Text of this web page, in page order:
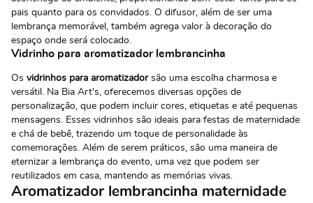
pais quanto para os convidados. O difusor, além de ser uma
lembrança memorável, também agrega valor à decoração do
espaço onde será colocado.
Vidrinho para aromatizador lembrancinha
Os vidrinhos para aromatizadorsão uma escolha charmosa e
versátil. Na Bia Art's, oferecemos diversas opções de
personalização, que podem incluir cores, etiquetas e até pequenas
mensagens. Esses vidrinhos são ideais para festas de maternidade
e chá de bebê, trazendo um toque de personalidade às
comemorações. Além de serem práticos, são uma maneira de
eternizar a lembrança do evento, uma vez que podem ser
reutilizados em casa, mantendo as memórias vivas.
Aromatizador lembrancinha maternidade